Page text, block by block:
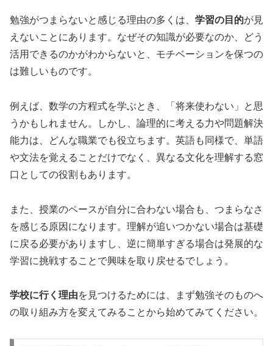
勉強がつまらないと感じる理由の多くは、 学習の目的が見
えないことにあります。なぜその知識が必要なのか、どう
活用できるのかがわからないと、モチベーションを保つの
は難しいものです。
例えば、数学の方程式を学ぶとき、「将来使わない」と思
うかもしれません。しかし、論理的に考える力や問題解決
能力は、どんな職業でも役立ちます。英語も同様で、単語
や文法を覚えることだけでなく、異なる文化を理解する窓
口としての役割もあります。
また、授業のペースが自分に合わない場合も、つまらなさ
を感じる原因になります。理解が追いつかない場合は基礎
に戻る必要がありますし、逆に簡単すぎる場合は発展的な
学習に挑戦することで興味を取り戻せるでしょう。
学校に行く理由を見つけるためには、まず勉強そのものへ
の取り組み方を変えてみることから始めてみてください。